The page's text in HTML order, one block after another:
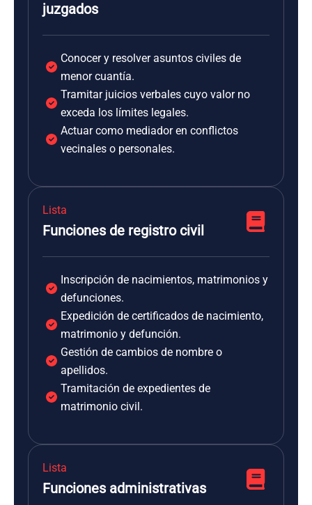
juzgados
Conocer y resolver asuntos civiles de
menor cuantía.
Tramitar juicios verbales cuyo valor no
exceda los límites legales.
Actuar como mediador en conflictos
vecinales o personales.
Lista
Funciones de registro civil
Inscripción de nacimientos, matrimonios y
defunciones.
Expedición de certificados de nacimiento,
matrimonio y defunción.
Gestión de cambios de nombre o
apellidos.
Tramitación de expedientes de
matrimonio civil.
Lista
Funciones administrativas